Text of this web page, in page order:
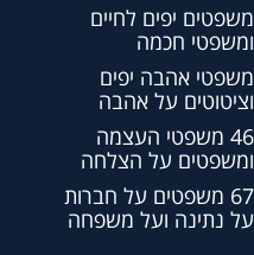
משפטים יפים לחיים
ומשפטי חכמה
משפטי אהבה יפים
וציטוטים על אהבה
46 משפטי העצמה
ומשפטים על הצלחה
67 משפטים על חברות
על נתינה ועל משפחה